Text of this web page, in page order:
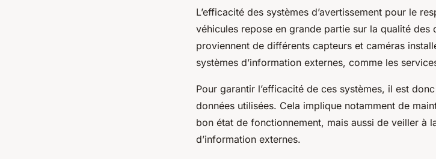
L’efficacité des systèmes d’avertissement pour le
véhicules repose en grande partie sur la qualité des
proviennent de différents capteurs et caméras
systèmes d’information externes, comme les
Pour garantir l’efficacité de ces systèmes, il est
données utilisées. Cela implique notamment de
bon état de fonctionnement, mais aussi de veiller à
d’information externes.